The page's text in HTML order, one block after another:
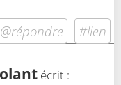
@répondre #lien
écrit :